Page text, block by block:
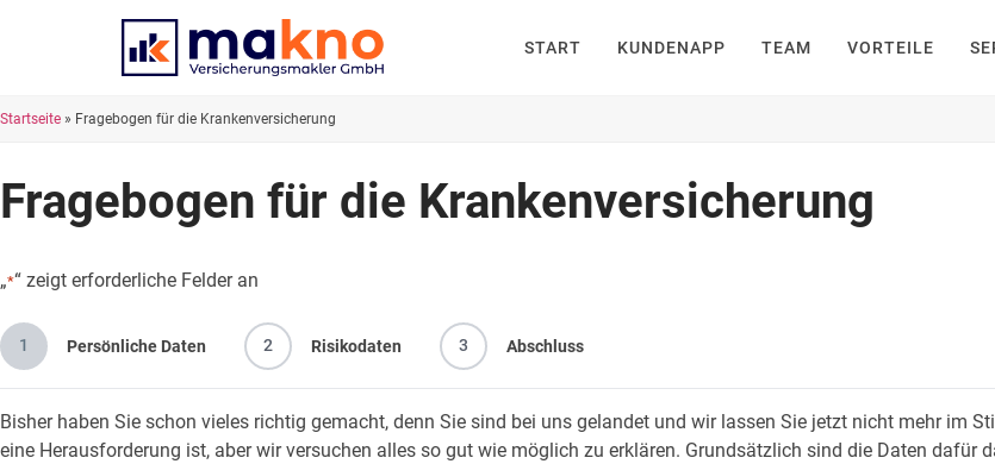
START KUNDENAPP TEAM VORTEILE
Startseite » Fragebogen für die Krankenversicherung
Fragebogen für die Krankenversicherung
„*“ zeigt erforderliche Felder an
1 Persönliche Daten 2 Risikodaten 3 Abschluss
Bisher haben Sie schon vieles richtig gemacht, denn Sie sind bei uns gelandet und wir lassen Sie jetzt nicht mehr im
eine Herausforderung ist, aber wir versuchen alles so gut wie möglich zu erklären. Grundsätzlich sind die Daten dafür